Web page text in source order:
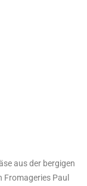
aus der bergigen
Paul